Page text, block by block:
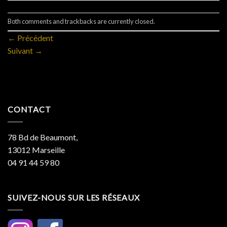
Both comments and trackbacks are currently closed.
← Précédent
Suivant →
CONTACT
78 Bd de Beaumont,
13012 Marseille
04 91 44 59 80
SUIVEZ-NOUS SUR LES RÉSEAUX